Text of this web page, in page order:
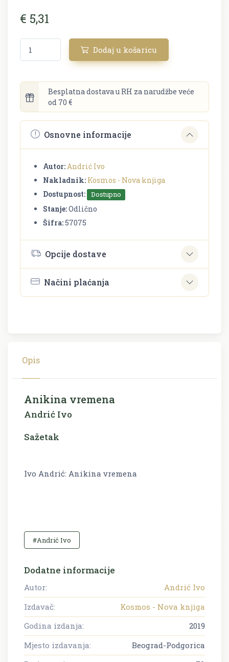
€ 5,31
Dodaj u košaricu
Besplatna dostava u RH za narudžbe veće
od 70 €
Osnovne informacije
Autor: Andrić Ivo
Nakladnik: Kosmos - Nova knjiga
Dostupnost:
Dostupno
Stanje:Odlično
Šifra:57075
Opcije dostave
Načini plaćanja
Opis
Anikina vremena
Andrić Ivo
Sažetak
Ivo Andrić: Anikina vremena
#Andrić Ivo
Dodatne informacije
Autor:
Andrić Ivo
Izdavač:
Kosmos - Nova knjiga
Godina izdanja:
2019
Mjesto izdavanja:
Beograd-Podgorica